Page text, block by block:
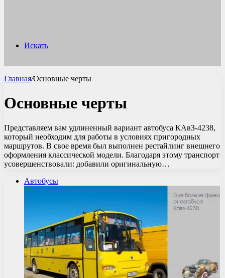
Искать
Главная/Основные черты
Основные черты
Представляем вам удлиненный вариант автобуса КАвЗ-4238,
который необходим для работы в условиях пригородных
маршрутов. В свое время был выполнен рестайлинг внешнего
оформления классической модели. Благодаря этому транспорт
усовершенствовали: добавили оригинальную…
Автобусы